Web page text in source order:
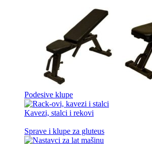
Podesive klupe
Kavezi, stalci i rekovi
Sprave i klupe za gluteus